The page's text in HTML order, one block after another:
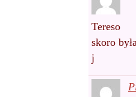
Tereso
skoro
j